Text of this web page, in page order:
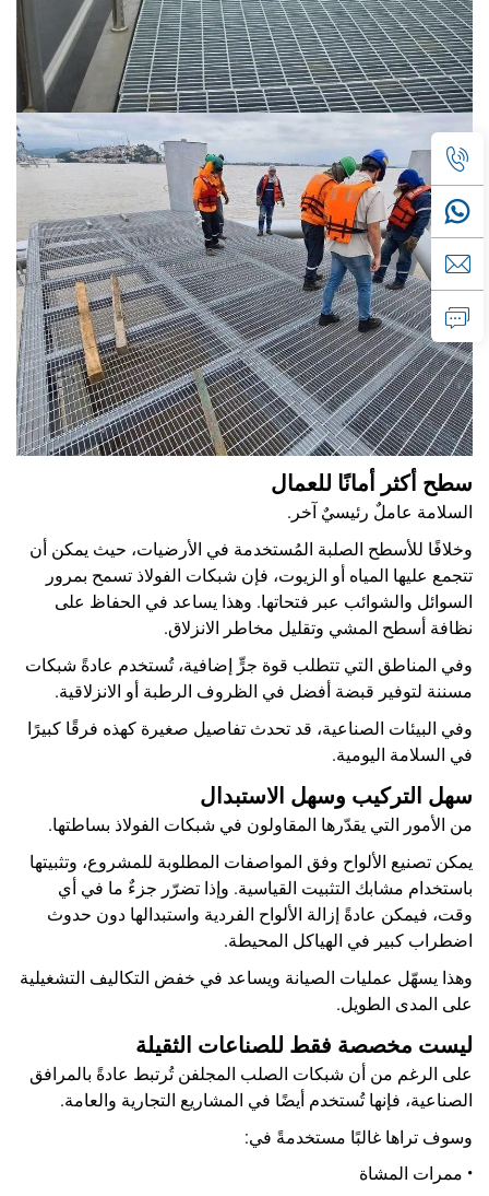
سطح أكثر أمانًا للعمال
السلامة عاملٌ رئيسيٌ آخر.
وخلافًا للأسطح الصلبة المُستخدمة في الأرضيات، حيث يمكن أن
تتجمع عليها المياه أو الزيوت، فإن شبكات الفولاذ تسمح بمرور
السوائل والشوائب عبر فتحاتها. وهذا يساعد في الحفاظ على
نظافة أسطح المشي وتقليل مخاطر الانزلاق.
وفي المناطق التي تتطلب قوة جرٍّ إضافية، تُستخدم عادةً شبكات
مسننة لتوفير قبضة أفضل في الظروف الرطبة أو الانزلاقية.
وفي البيئات الصناعية، قد تحدث تفاصيل صغيرة كهذه فرقًا كبيرًا
في السلامة اليومية.
سهل التركيب وسهل الاستبدال
من الأمور التي يقدّرها المقاولون في شبكات الفولاذ بساطتها.
يمكن تصنيع الألواح وفق المواصفات المطلوبة للمشروع، وتثبيتها
باستخدام مشابك التثبيت القياسية. وإذا تضرّر جزءٌ ما في أي
وقت، فيمكن عادةً إزالة الألواح الفردية واستبدالها دون حدوث
اضطراب كبير في الهياكل المحيطة.
وهذا يسهّل عمليات الصيانة ويساعد في خفض التكاليف التشغيلية
على المدى الطويل.
ليست مخصصة فقط للصناعات الثقيلة
على الرغم من أن شبكات الصلب المجلفن تُرتبط عادةً بالمرافق
الصناعية، فإنها تُستخدم أيضًا في المشاريع التجارية والعامة.
وسوف تراها غالبًا مستخدمةً في:
• ممرات المشاة